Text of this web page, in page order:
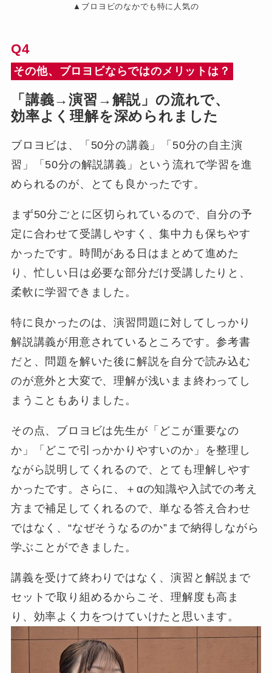
▲ブロヨビのなかでも特に人気の
Q4
その他、ブロヨビならではのメリットは？
「講義→演習→解説」の流れで、
効率よく理解を深められました
ブロヨビは、「50分の講義」「50分の自主演
習」「50分の解説講義」という流れで学習を進
められるのが、とても良かったです。
まず50分ごとに区切られているので、自分の予
定に合わせて受講しやすく、集中力も保ちやす
かったです。時間がある日はまとめて進めた
り、忙しい日は必要な部分だけ受講したりと、
柔軟に学習できました。
特に良かったのは、演習問題に対してしっかり
解説講義が用意されているところです。参考書
だと、問題を解いた後に解説を自分で読み込む
のが意外と大変で、理解が浅いまま終わってし
まうこともありました。
その点、ブロヨビは先生が「どこが重要なの
か」「どこで引っかかりやすいのか」を整理し
ながら説明してくれるので、とても理解しやす
かったです。さらに、＋αの知識や入試での考え
方まで補足してくれるので、単なる答え合わせ
ではなく、“なぜそうなるのか”まで納得しながら
学ぶことができました。
講義を受けて終わりではなく、演習と解説まで
セットで取り組めるからこそ、理解度も高ま
り、効率よく力をつけていけたと思います。